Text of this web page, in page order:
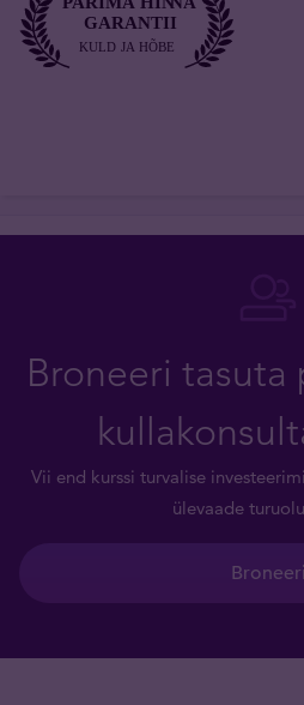
Broneeri tasuta
Vii end kurssi turvalise
ülevaade
Broneeri